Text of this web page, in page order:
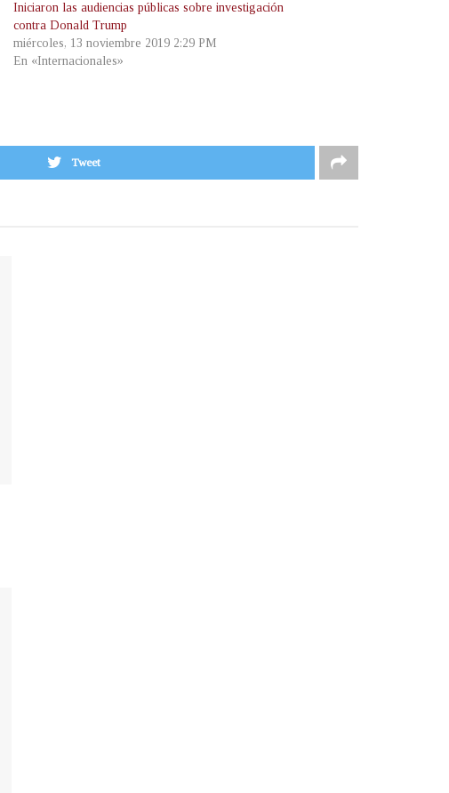
Iniciaron las audiencias públicas sobre investigación
contra Donald Trump
miércoles, 13 noviembre 2019 2:29 PM
En «Internacionales»
Tweet